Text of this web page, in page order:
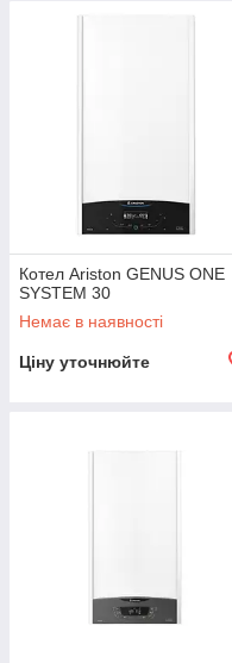
Котел Ariston GENUS ONE
SYSTEM 30
Немає в наявності
Ціну уточнюйте